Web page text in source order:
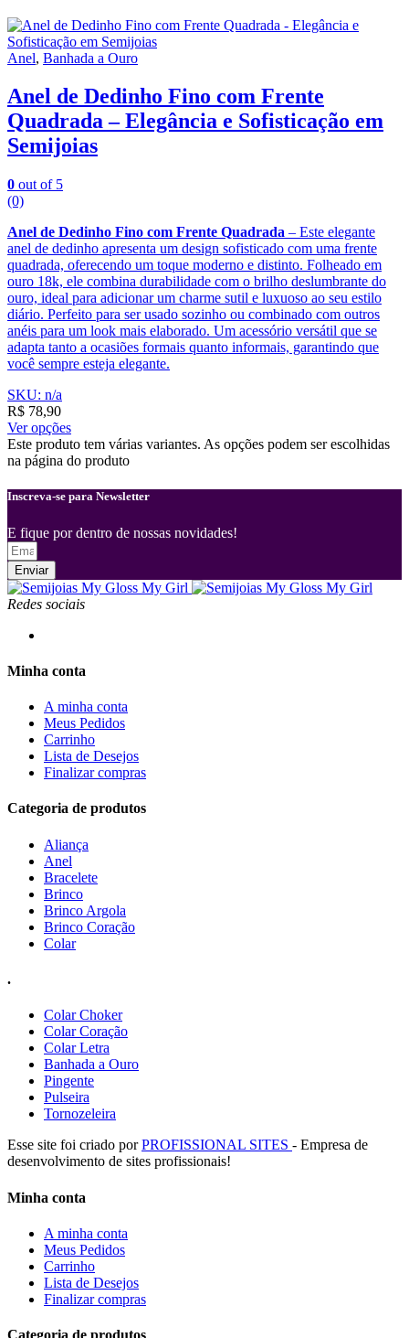
Anel, Banhada a Ouro
Anel de Dedinho Fino com Frente
Quadrada – Elegância e Sofisticação em
Semijoias
0 out of 5
(0)
Anel de Dedinho Fino com Frente Quadrada – Este elegante
anel de dedinho apresenta um design sofisticado com uma frente
quadrada, oferecendo um toque moderno e distinto. Folheado em
ouro 18k, ele combina durabilidade com o brilho deslumbrante do
ouro, ideal para adicionar um charme sutil e luxuoso ao seu estilo
diário. Perfeito para ser usado sozinho ou combinado com outros
anéis para um look mais elaborado. Um acessório versátil que se
adapta tanto a ocasiões formais quanto informais, garantindo que
você sempre esteja elegante.
SKU: n/a
R$ 78,90
Ver opções
Este produto tem várias variantes. As opções podem ser escolhidas
na página do produto
Inscreva-se para Newsletter
E fique por dentro de nossas novidades!
Enviar
Redes sociais
Minha conta
A minha conta
Meus Pedidos
Carrinho
Lista de Desejos
Finalizar compras
Categoria de produtos
Aliança
Anel
Bracelete
Brinco
Brinco Argola
Brinco Coração
Colar
.
Colar Choker
Colar Coração
Colar Letra
Banhada a Ouro
Pingente
Pulseira
Tornozeleira
Esse site foi criado porPROFISSIONAL SITES - Empresa de
desenvolvimento de sites profissionais!
Minha conta
A minha conta
Meus Pedidos
Carrinho
Lista de Desejos
Finalizar compras
Categoria de produtos